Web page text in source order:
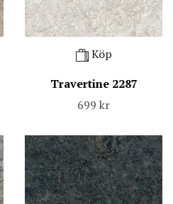
Köp
Travertine 2287
699 kr